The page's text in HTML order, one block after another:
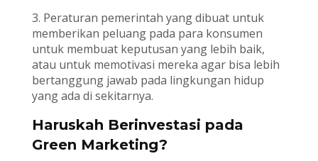
3. Peraturan pemerintah yang dibuat untuk
memberikan peluang pada para konsumen
untuk membuat keputusan yang lebih baik,
atau untuk memotivasi mereka agar bisa lebih
bertanggung jawab pada lingkungan hidup
yang ada di sekitarnya.
Haruskah Berinvestasi pada
Green Marketing?